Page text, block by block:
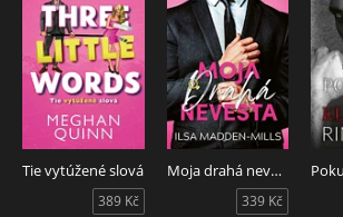
Tie vytúžené slová
389 Kč
Moja drahá nevesta
339 Kč